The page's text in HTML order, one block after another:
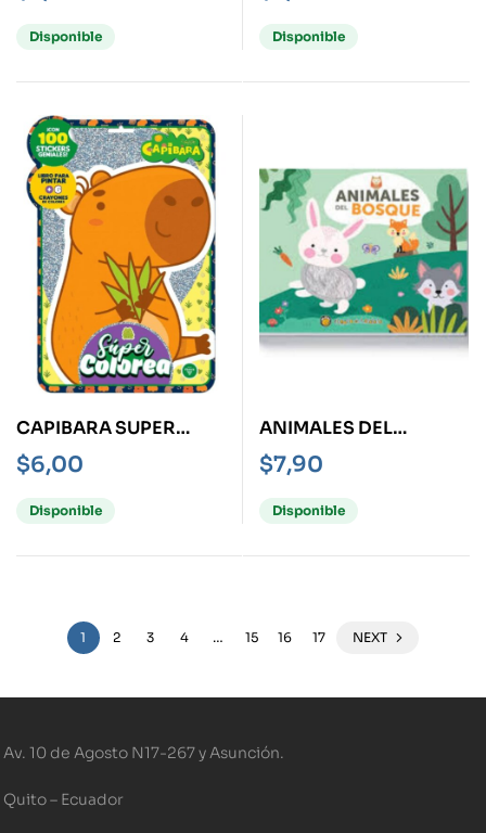
Disponible Disponible
CAPIBARA SUPER
COLOREA
$6,00
Disponible
ANIMALES DEL
BOSQUE -ANIMALES Y
TEXTURAS-
$7,90
Disponible
1 2 3 4 … 15 16 17 NEXT
Av. 10 de Agosto N17-267 y Asunción.
Quito – Ecuador